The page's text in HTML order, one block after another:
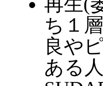
ち１
良や
ある